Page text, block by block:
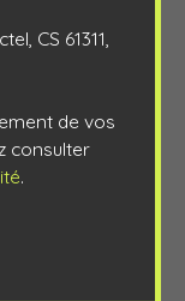
CS 61311,
de vos
consulter
.